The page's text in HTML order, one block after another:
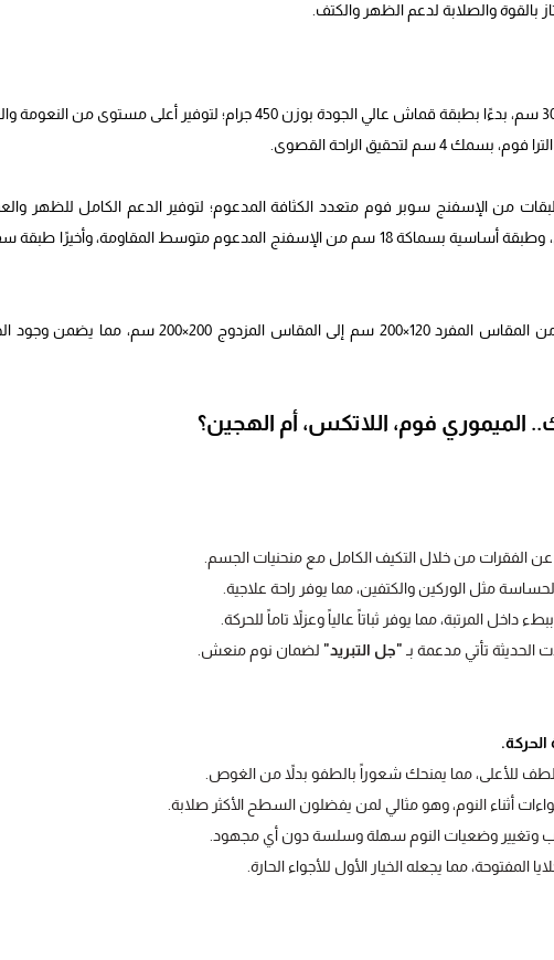
بالقوة والصلابة لدعم الظهر والكتف.
تتكون مرتبة أورثو مديكال من عشر طبقات متخصصة بسماكة 30 سم، بدءًا بطبقة قماش عالي الجودة بوزن 450 جرام؛ لتوفير أعلى مستوى من
الراحة القصوى.
من الإسفنج سوبر فوم متعدد الكثافة المدعوم؛ لتوفير الدعم الكامل للظهر
الفقري، بالإضافة إلى طبقة عازلة من الإسفنج المدعوم القاسي، وطبقة أساسية بسماكة 18 سم من الإسفنج المدعوم متوسط المقاومة، وأخيرًا
هذه المراتب متوفرة بأحجام مختلفة لتناسب جميع الاحتياجات، من المقاس المفرد 120×200 سم إلى المقاس المزدوج 200×200 سم،
الميموري فوم، اللاتكس، أم الهجين؟
عن الفقرات من خلال التكيف الكامل مع منحنيات الجسم.
مثل الوركين والكتفين، مما يوفر راحة علاجية.
المرتبة، مما يوفر ثباتاً عالياً وعزلاً تاماً للحركة.
الحديثة تأتي مدعمة بـ "جل التبريد" لضمان نوم منعش.
الحركة.
للأعلى، مما يمنحك شعوراً بالطفو بدلاً من الغوص.
أثناء النوم، وهو مثالي لمن يفضلون السطح الأكثر صلابة.
وتغيير وضعيات النوم سهلة وسلسة دون أي مجهود.
المفتوحة، مما يجعله الخيار الأول للأجواء الحارة.